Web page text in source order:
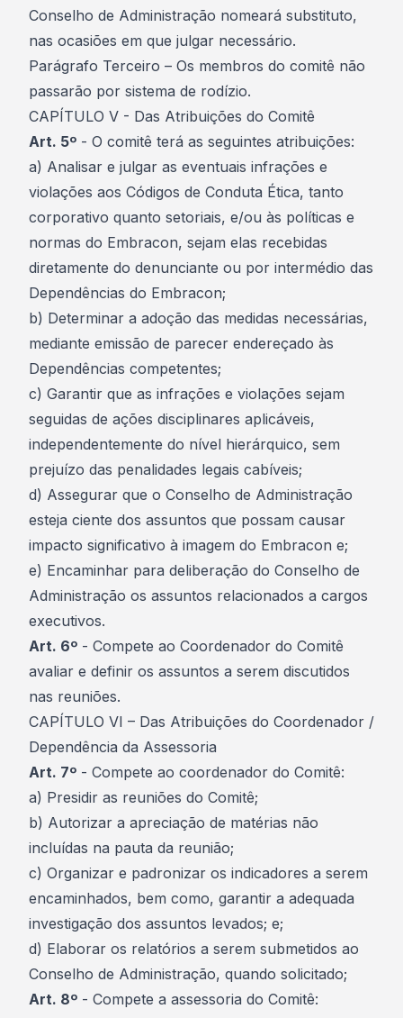
Conselho de Administração nomeará substituto,
nas ocasiões em que julgar necessário.
Parágrafo Terceiro – Os membros do comitê não
passarão por sistema de rodízio.
CAPÍTULO V - Das Atribuições do Comitê
Art. 5º - O comitê terá as seguintes atribuições:
a) Analisar e julgar as eventuais infrações e
violações aos Códigos de Conduta Ética, tanto
corporativo quanto setoriais, e/ou às políticas e
normas do Embracon, sejam elas recebidas
diretamente do denunciante ou por intermédio das
Dependências do Embracon;
b) Determinar a adoção das medidas necessárias,
mediante emissão de parecer endereçado às
Dependências competentes;
c) Garantir que as infrações e violações sejam
seguidas de ações disciplinares aplicáveis,
independentemente do nível hierárquico, sem
prejuízo das penalidades legais cabíveis;
d) Assegurar que o Conselho de Administração
esteja ciente dos assuntos que possam causar
impacto significativo à imagem do Embracon e;
e) Encaminhar para deliberação do Conselho de
Administração os assuntos relacionados a cargos
executivos.
Art. 6º - Compete ao Coordenador do Comitê
avaliar e definir os assuntos a serem discutidos
nas reuniões.
CAPÍTULO VI – Das Atribuições do Coordenador /
Dependência da Assessoria
Art. 7º - Compete ao coordenador do Comitê:
a) Presidir as reuniões do Comitê;
b) Autorizar a apreciação de matérias não
incluídas na pauta da reunião;
c) Organizar e padronizar os indicadores a serem
encaminhados, bem como, garantir a adequada
investigação dos assuntos levados; e;
d) Elaborar os relatórios a serem submetidos ao
Conselho de Administração, quando solicitado;
Art. 8º - Compete a assessoria do Comitê: